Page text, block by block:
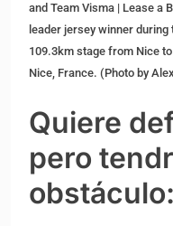
and Team Visma | Lease a
leader jersey winner during
109.3km stage from Nice
Nice, France. (Photo by
Quiere
pero